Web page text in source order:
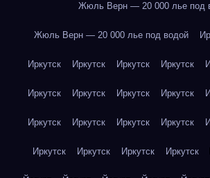
Жюль Верн — 20 000 лье под
Жюль Верн — 20 000 лье под водой
Иркутск Иркутск Иркутск Иркутск
Иркутск Иркутск Иркутск Иркутск
Иркутск Иркутск Иркутск Иркутск
Иркутск Иркутск Иркутск Иркутск